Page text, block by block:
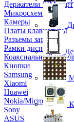
Держатели SIM-карт
Микросхемы
Камеры
Платы клавиатуры
Разъемы зарядки
Рамки дисплея
Коаксиальный
Кнопки
Samsung
Xiaomi
Huawei
Nokia/Microsoft
Sony
ASUS